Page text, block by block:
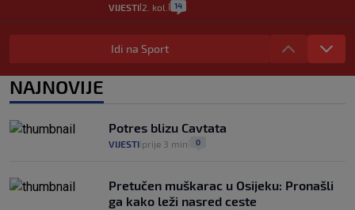
VIJESTI 2. kol. 14
"Kći je otišla na more, a zaboravila
zdravstvenu iskaznicu". Kakva su prava
pacijenata izvan mjesta prebivališta?
1
Plenković na 15 dana ukine mjere: "Ne bi
se dogodilo ništa. Vlada se zaljubila u te
intervencije"
Idi na Sport
NAJNOVIJE
Potres blizu Cavtata
VIJESTI prije 3 min 0
Pretučen muškarac u Osijeku: Pronašli
ga kako leži nasred ceste